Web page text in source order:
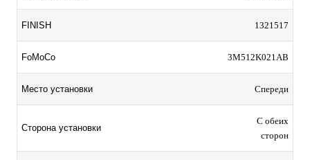
FINISH 1321517
FoMoCo 3M512K021AB
Место установки Спереди
Сторона установки
С обеих
сторон